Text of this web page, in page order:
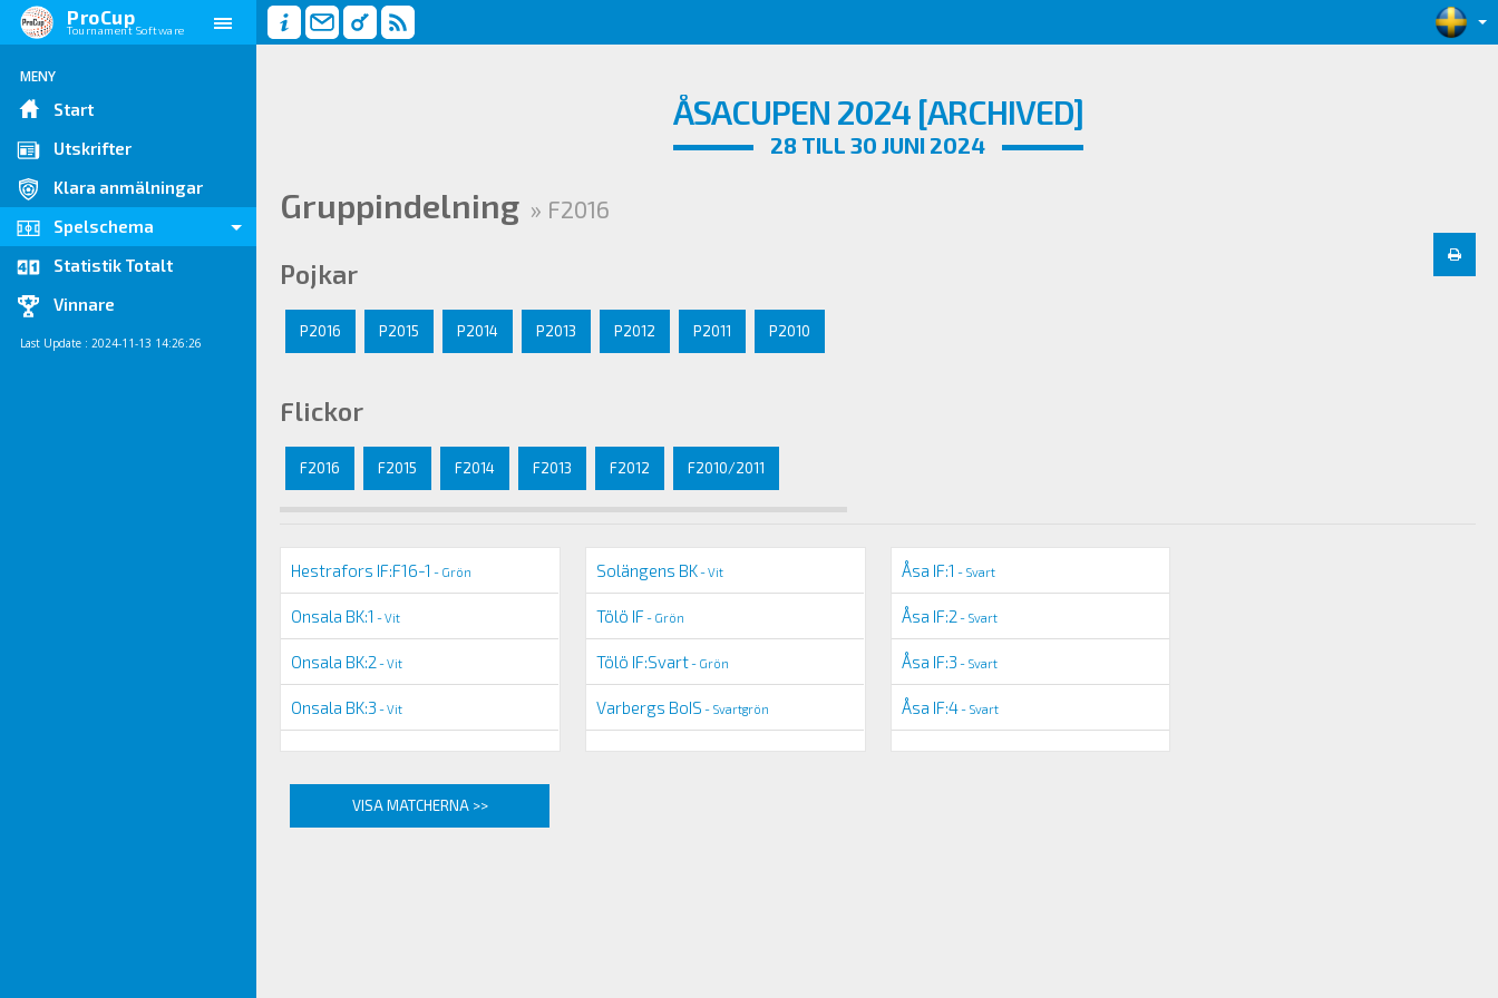
ProCup
Tournament Software
MENY
Start
Utskrifter
Klara anmälningar
Spelschema
Statistik Totalt
Vinnare
Last Update : 2024-11-13 14:26:26
ÅSACUPEN 2024 [ARCHIVED]
28 TILL 30 JUNI 2024
Gruppindelning » F2016
Pojkar
P2016 P2015 P2014 P2013 P2012 P2011 P2010
Flickor
F2016 F2015 F2014 F2013 F2012 F2010/2011
Hestrafors IF:F16-1 - Grön
Onsala BK:1 - Vit
Onsala BK:2 - Vit
Onsala BK:3 - Vit
Solängens BK- Vit
Tölö IF- Grön
Tölö IF:Svart- Grön
Varbergs BoIS - Svartgrön
Åsa IF:1 - Svart
Åsa IF:2 - Svart
Åsa IF:3 - Svart
Åsa IF:4- Svart
VISA MATCHERNA >>